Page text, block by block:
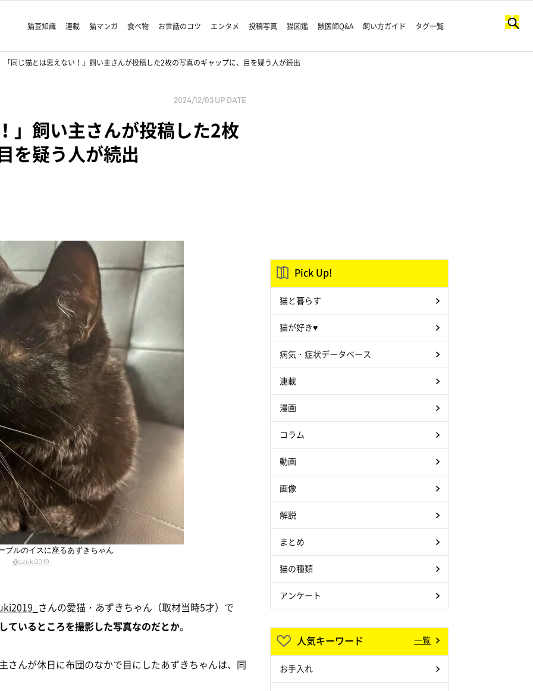
猫豆知識 連載 猫マンガ 食べ物 お世話のコツ エンタメ 投稿写真 猫図鑑 獣医師Q&A 飼い方ガイド タグ一覧
「同じ猫とは思えない！」飼い主さんが投稿した2枚の写真のギャップに、目を疑う人が続出
2024/12/03 UP DATE
」飼い主さんが投稿した2枚
を疑う人が続出
ブルのイスに座るあずきちゃん
@azuki2019_
さんの愛猫・あずきちゃん（取材当時5才）で
ているところを撮影した写真なのだとか。
さんが休日に布団のなかで目にしたあずきちゃんは、同
Pick Up!
猫と暮らす
猫が好き♥
病気・症状データベース
連載
漫画
コラム
動画
画像
解説
まとめ
猫の種類
アンケート
人気キーワード 一覧
お手入れ